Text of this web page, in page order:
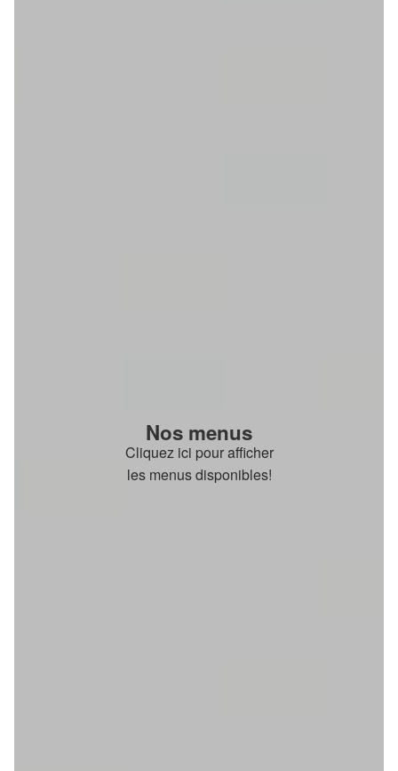
Nos menus
Cliquez ici pour afficher
les menus disponibles!